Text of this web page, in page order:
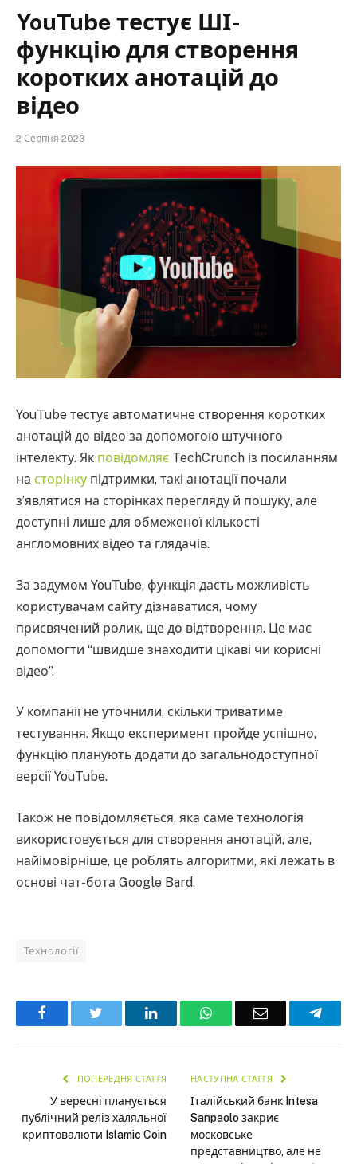
YouTube тестує ШІ-
функцію для створення
коротких анотацій до
відео
2 Серпня 2023
YouTube тестує автоматичне створення коротких
анотацій до відео за допомогою штучного
інтелекту. Як повідомляє TechCrunch із посиланням
на сторінку підтримки, такі анотації почали
з’являтися на сторінках перегляду й пошуку, але
доступні лише для обмеженої кількості
англомовних відео та глядачів.
За задумом YouTube, функція дасть можливість
користувачам сайту дізнаватися, чому
присвячений ролик, ще до відтворення. Це має
допомогти “швидше знаходити цікаві чи корисні
відео”.
У компанії не уточнили, скільки триватиме
тестування. Якщо експеримент пройде успішно,
функцію планують додати до загальнодоступної
версії YouTube.
Також не повідомляється, яка саме технологія
використовується для створення анотацій, але,
найімовірніше, це роблять алгоритми, які лежать в
основі чат-бота Google Bard.
Технології
Facebook LinkedInWhatsAppEmail
ПОПЕРЕДНЯ СТАТТЯ
У вересні планується
публічний реліз халяльної
криптовалюти Islamic Coin
НАСТУПНА СТАТТЯ
Італійський банк Intesa
Sanpaolo закриє
московське
представництво, але не